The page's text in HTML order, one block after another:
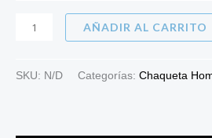
AÑADIR AL CARRITO
SKU: N/D Categorías: Chaqueta